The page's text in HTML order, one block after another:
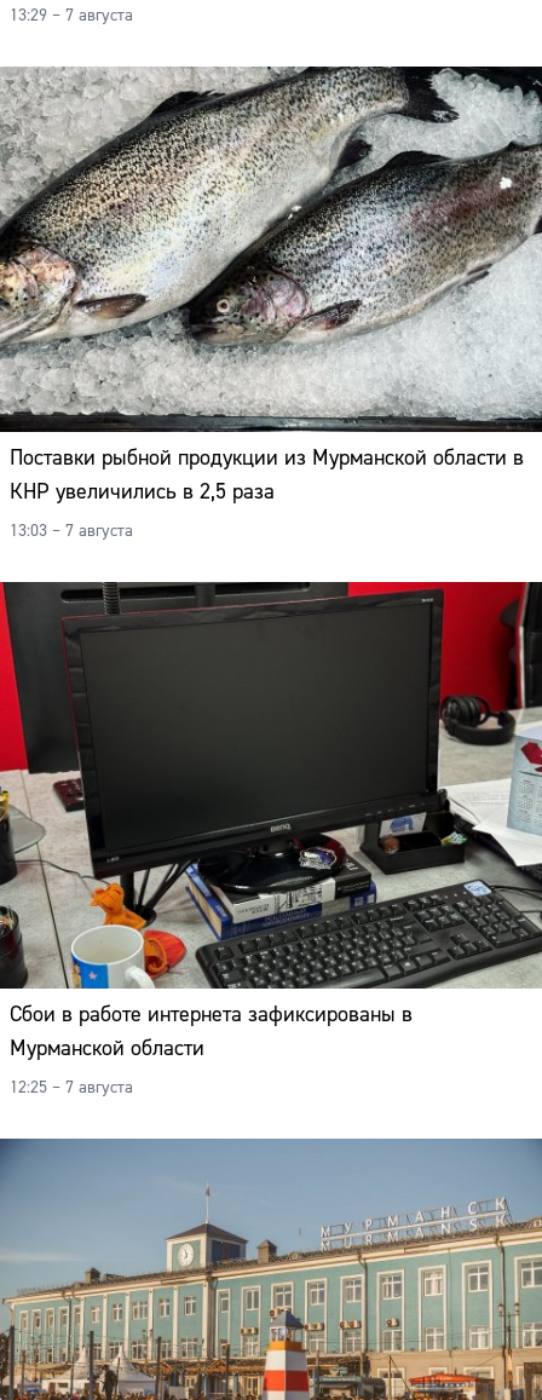
13:29 – 7 августа
Поставки рыбной продукции из Мурманской области в
КНР увеличились в 2,5 раза
13:03 – 7 августа
Сбои в работе интернета зафиксированы в
Мурманской области
12:25 – 7 августа